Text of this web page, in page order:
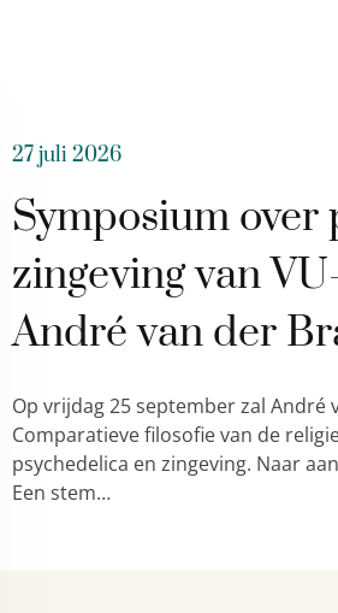
27 juli 2026
Symposium over
zingeving van
André van der
Op vrijdag 25 september zal André
Comparatieve filosofie van de
psychedelica en zingeving. Naar
Een stem…